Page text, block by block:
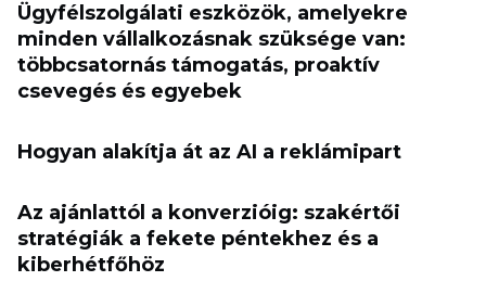
Ügyfélszolgálati eszközök, amelyekre
minden vállalkozásnak szüksége van:
többcsatornás támogatás, proaktív
csevegés és egyebek
Hogyan alakítja át az AI a reklámipart
Az ajánlattól a konverzióig: szakértői
stratégiák a fekete péntekhez és a
kiberhétfőhöz